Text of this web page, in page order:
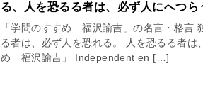
る、人を恐るる者は、必ず人にへつら
「学問のすすめ 福沢諭吉」の名言・格言
る者は、必ず人を恐れる。 人を恐るる者
め 福沢諭吉」 Independent en […]